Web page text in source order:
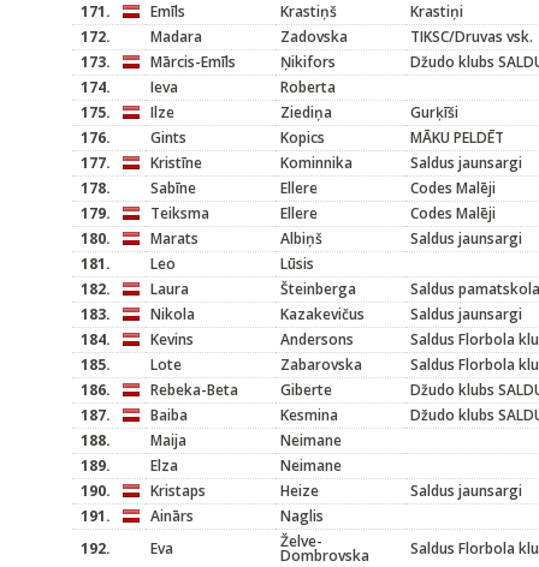
171.
Emīls Krastiņš
Krastiņi
172.
Madara Zadovska
TIKSC/Druvas vsk.
173.
Mārcis-Emīls Ņikifors
Džudo klubs
174.
Ieva
Roberta
175.
Ilze Ziediņa
Gurķīši
176.
Gints Kopics
MĀKU PELDĒT
177.
Kristīne Kominnika
Saldus jaunsargi
178.
Sabīne Ellere
Codes Malēji
179.
Teiksma Ellere
Codes Malēji
180.
Marats Albiņš
Saldus jaunsargi
181.
Leo
Lūsis
182.
Laura Šteinberga
Saldus pamatskola
183.
Nikola Kazakevičus
Saldus jaunsargi
184.
Kevins Andersons
Saldus Florbola
185.
Lote Zabarovska
Saldus Florbola
186.
Rebeka-Beta Giberte
Džudo klubs
187.
Baiba Kesmina
Džudo klubs
188.
Maija
Neimane
189.
Elza
Neimane
190.
Kristaps Heize
Saldus jaunsargi
191.
Ainārs
Naglis
192.
Eva Želve-
Dombrovska
Saldus Florbola